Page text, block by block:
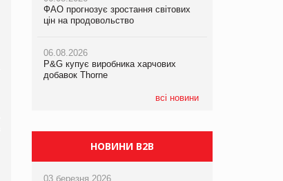
ФАО прогнозує зростання світових
цін на продовольство
06.08.2026
P&G купує виробника харчових
добавок Thorne
всі новини
у VARUS з’явилися новинки від ТМ
ТОКЕРИ
PrivateLabel&FMCG Master 2026
ФАО прогнозує зростання світових
цін на продовольство
06.08.2026
P&G купує виробника харчових
добавок Thorne
НОВИНИ B2B
03 березня 2026